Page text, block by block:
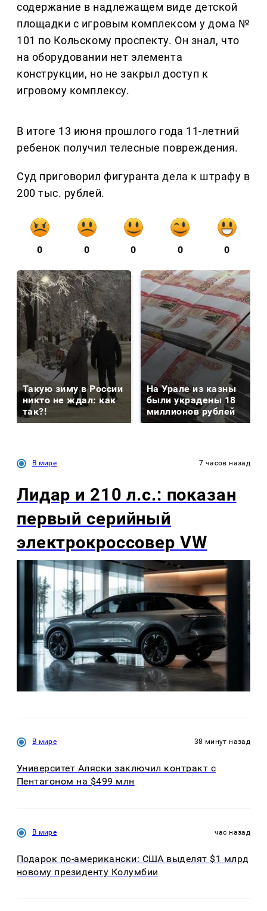
содержание в надлежащем виде детской
площадки с игровым комплексом у дома №
101 по Кольскому проспекту. Он знал, что
на оборудовании нет элемента
конструкции, но не закрыл доступ к
игровому комплексу.
В итоге 13 июня прошлого года 11-летний
ребенок получил телесные повреждения.
Суд приговорил фигуранта дела к штрафу в
200 тыс. рублей.
0 0 0 0 0
Такую зиму в России
никто не ждал: как
так?!
На Урале из казны
были украдены 18
миллионов рублей
В мире 7 часов назад
Лидар и 210 л.с.: показан
первый серийный
электрокроссовер VW
В мире 38 минут назад
Университет Аляски заключил контракт с
Пентагоном на $499 млн
В мире час назад
Подарок по-американски: США выделят $1 млрд
новому президенту Колумбии